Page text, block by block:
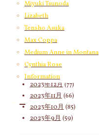
Miyuki Tsunoda
Lizabeth
Tensho Asuka
Max Coppa
Medium Anne in Montana
Cynthia Rose
Information
2024年7月(63)
2024年6月
2024年5月(72)
2024年4月
2024年3月(70)
2024年2月(55)
2024年1月
2023年12月 (77)
2023年11月 (66)
2023年10月 (85)
2023年9月 (59)